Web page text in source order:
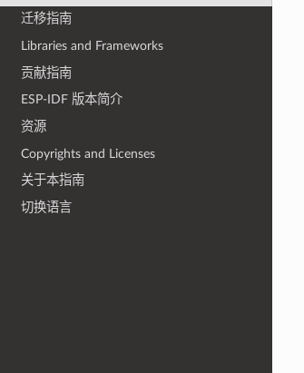
迁移指南
Libraries and Frameworks
贡献指南
ESP-IDF 版本简介
资源
Copyrights and Licenses
关于本指南
切换语言